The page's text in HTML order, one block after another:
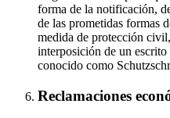
forma de la notificación,
de las prometidas formas
medida de protección
interposición de un
conocido como
Reclamaciones